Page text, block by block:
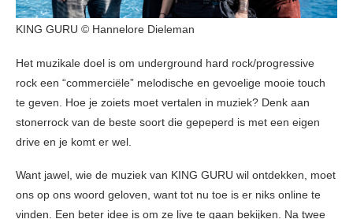
KING GURU © Hannelore Dieleman
Het muzikale doel is om underground hard rock/progressive
rock een “commerciële” melodische en gevoelige mooie touch
te geven. Hoe je zoiets moet vertalen in muziek? Denk aan
stonerrock van de beste soort die gepeperd is met een eigen
drive en je komt er wel.
Want jawel, wie de muziek van KING GURU wil ontdekken, moet
ons op ons woord geloven, want tot nu toe is er niks online te
vinden. Een beter idee is om ze live te gaan bekijken. Na twee